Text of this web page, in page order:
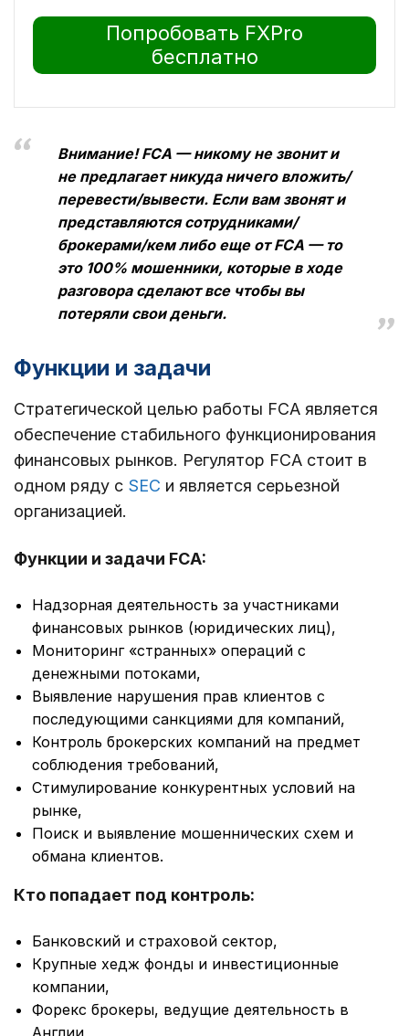
Попробовать FXPro
бесплатно
Внимание! FCA — никому не звонит и
не предлагает никуда ничего вложить/
перевести/вывести. Если вам звонят и
представляются сотрудниками/
брокерами/кем либо еще от FCA — то
это 100% мошенники, которые в ходе
разговора сделают все чтобы вы
потеряли свои деньги.
Функции и задачи
Стратегической целью работы FCA является
обеспечение стабильного функционирования
финансовых рынков. Регулятор FCA стоит в
одном ряду с SEC и является серьезной
организацией.
Функции и задачи FCA:
Надзорная деятельность за участниками
финансовых рынков (юридических лиц),
Мониторинг «странных» операций с
денежными потоками,
Выявление нарушения прав клиентов с
последующими санкциями для компаний,
Контроль брокерских компаний на предмет
соблюдения требований,
Стимулирование конкурентных условий на
рынке,
Поиск и выявление мошеннических схем и
обмана клиентов.
Кто попадает под контроль:
Банковский и страховой сектор,
Крупные хедж фонды и инвестиционные
компании,
Форекс брокеры, ведущие деятельность в
Англии,